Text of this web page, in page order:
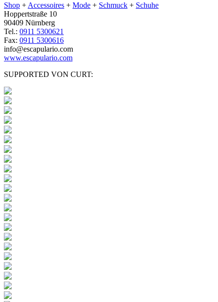
Shop + Accessoires + Mode + Schmuck + Schuhe
Hoppertstraße 10
90409 Nürnberg
Tel.: 0911 5300621
Fax: 0911 5300616
info@escapulario.com
www.escapulario.com
SUPPORTED VON CURT: